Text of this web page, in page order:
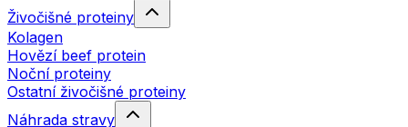
Živočišné proteiny
Kolagen
Hovězí beef protein
Noční proteiny
Ostatní živočišné proteiny
Náhrada stravy